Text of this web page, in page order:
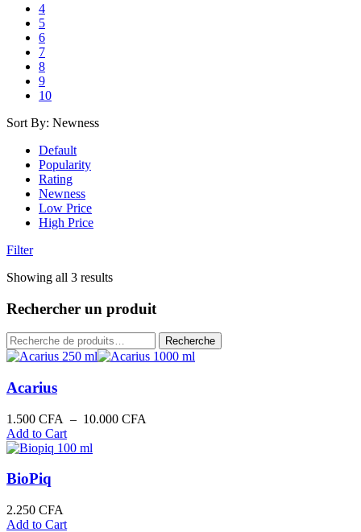
4
5
6
7
8
9
10
Sort By: Newness
Default
Popularity
Rating
Newness
Low Price
High Price
Filter
Showing all 3 resultsTrié
plus
au
plus
ancien
Rechercher un produit
Recherche
pour :
Recherche
Acarius
1.500 CFA – 10.000 CFA
Add to Cart
BioPiq
2.250 CFA
Add to Cart